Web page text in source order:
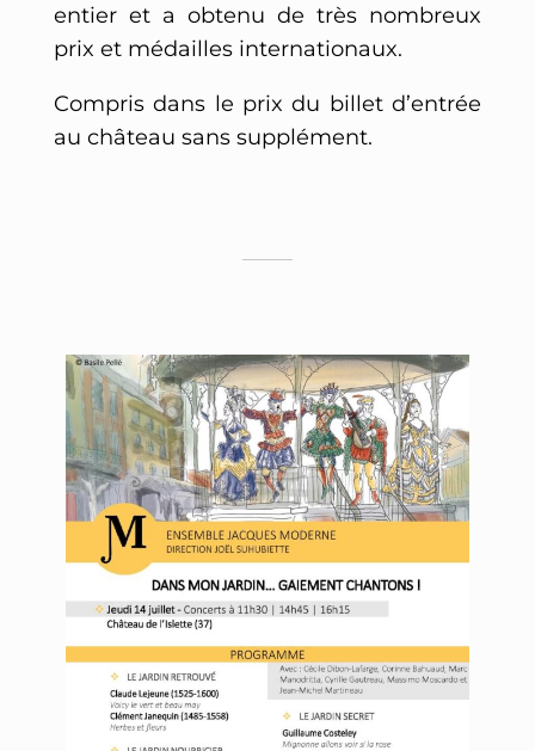
entier et a obtenu de très nombreux
prix et médailles internationaux.
Compris dans le prix du billet d’entrée
au château sans supplément.